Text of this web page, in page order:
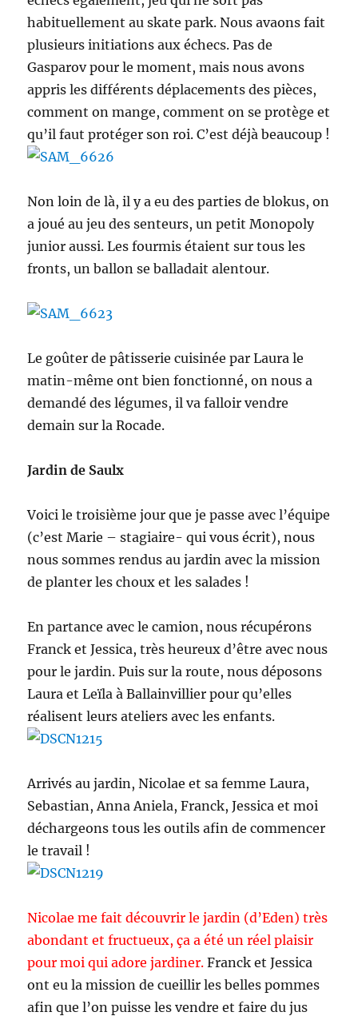
habituellement au skate park. Nous avaons fait
plusieurs initiations aux échecs. Pas de
Gasparov pour le moment, mais nous avons
appris les différents déplacements des pièces,
comment on mange, comment on se protège et
qu’il faut protéger son roi. C’est déjà beaucoup !
Non loin de là, il y a eu des parties de blokus, on
a joué au jeu des senteurs, un petit Monopoly
junior aussi. Les fourmis étaient sur tous les
fronts, un ballon se balladait alentour.
Le goûter de pâtisserie cuisinée par Laura le
matin-même ont bien fonctionné, on nous a
demandé des légumes, il va falloir vendre
demain sur la Rocade.
Jardin de Saulx
Voici le troisième jour que je passe avec l’équipe
(c’est Marie – stagiaire- qui vous écrit), nous
nous sommes rendus au jardin avec la mission
de planter les choux et les salades !
En partance avec le camion, nous récupérons
Franck et Jessica, très heureux d’être avec nous
pour le jardin. Puis sur la route, nous déposons
Laura et Leïla à Ballainvillier pour qu’elles
réalisent leurs ateliers avec les enfants.
Arrivés au jardin, Nicolae et sa femme Laura,
Sebastian, Anna Aniela, Franck, Jessica et moi
déchargeons tous les outils afin de commencer
le travail !
Nicolae me fait découvrir le jardin (d’Eden) très
abondant et fructueux, ça a été un réel plaisir
pour moi qui adore jardiner. Franck et Jessica
ont eu la mission de cueillir les belles pommes
afin que l’on puisse les vendre et faire du jus